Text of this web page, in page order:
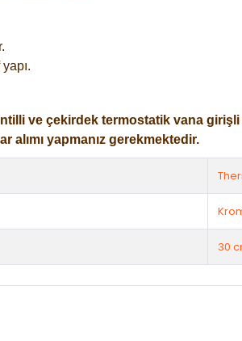
ve çekirdek termostatik vana girişli
alımı yapmanız gerekmektedir.
30